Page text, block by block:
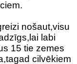
nošaut,visu
labi
15 tie zemes
cilvēkiem